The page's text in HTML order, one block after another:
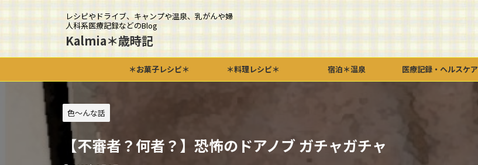
レシピやドライブ、キャンプや温泉、乳がんや婦
人科系医療記録などのBlog
Kalmia＊歳時記
＊お菓子レシピ＊ ＊料理レシピ＊ 宿泊＊温泉 医療記録・ヘルスケア
色～んな話
【不審者？何者？】恐怖のドアノブ ガチャガチャ